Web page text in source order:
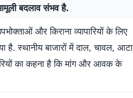
बदलाव संभव है.
और किराना व्यापारियों के लिए
स्थानीय बाजारों में दाल, चावल, आटा
का कहना है कि मांग और आवक के